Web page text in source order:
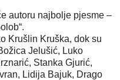
autoru najbolje pjesme –
Krušlin Kruška, dok su
Jelušić, Luko
Stanka Gjurić,
Lidija Bajuk, Drago